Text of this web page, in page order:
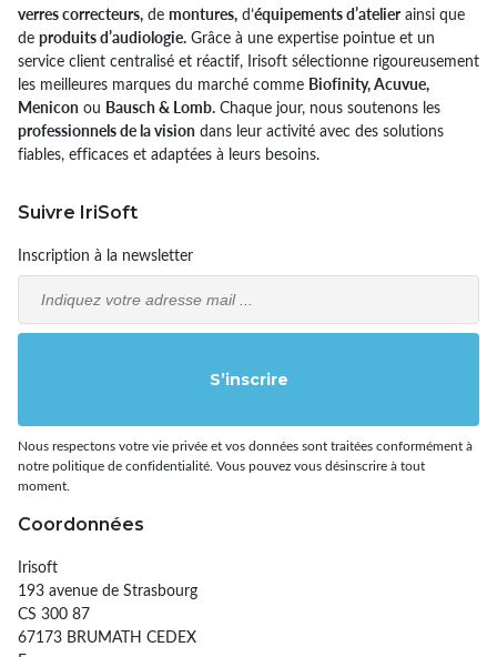
verres correcteurs, de montures, d’équipements d’atelierainsi que
de produits d’audiologie. Grâce à une expertise pointue et un
service client centralisé et réactif, Irisoft sélectionne rigoureusement
les meilleures marques du marché comme Biofinity, Acuvue,
Menicon ou Bausch & Lomb. Chaque jour, nous soutenons les
professionnels de la vision dans leur activité avec des solutions
fiables, efficaces et adaptées à leurs besoins.
Suivre IriSoft
Inscription à la newsletter
Email
S’inscrire
Nous respectons votre vie privée et vos données sont traitées conformément à
notre politique de confidentialité. Vous pouvez vous désinscrire à tout
moment.
Coordonnées
Irisoft
193 avenue de Strasbourg
CS 300 87
67173 BRUMATH CEDEX